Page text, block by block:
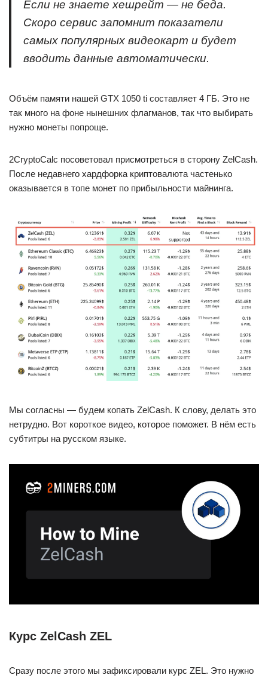
Если не знаете хешрейт — не беда.
Скоро сервис запомнит показатели
самых популярных видеокарт и будет
вводить данные автоматически.
Объём памяти нашей GTX 1050 ti составляет 4 ГБ. Это не
так много на фоне нынешних флагманов, так что выбирать
нужно монеты попроще.
2CryptoCalc посоветовал присмотреться в сторону ZelCash.
После недавнего хардфорка криптовалюта частенько
оказывается в топе монет по прибыльности майнинга.
Мы согласны — будем копать ZelCash. К слову, делать это
нетрудно. Вот короткое видео, которое поможет. В нём есть
субтитры на русском языке.
Курс ZelCash ZEL
Сразу после этого мы зафиксировали курс ZEL. Это нужно